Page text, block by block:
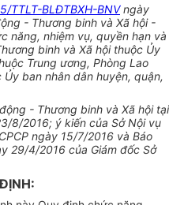
TTLT-BLĐTBXH-BNVngày
- Thương binh và Xã hội -
năng, nhiệm vụ, quyền hạn và
binh và Xã hội thuộc Ủy
Trung ương, Phòng Lao
ban nhân dân huyện, quận,
- Thương binh và Xã hội tại
8/2016; ý kiến của Sở Nội vụ
ngày 15/7/2016 và Báo
29/4/2016 của Giám đốc Sở